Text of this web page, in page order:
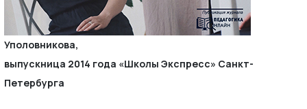
Уполовникова,
выпускница 2014 года «Школы Экспресс» Санкт-
Петербурга